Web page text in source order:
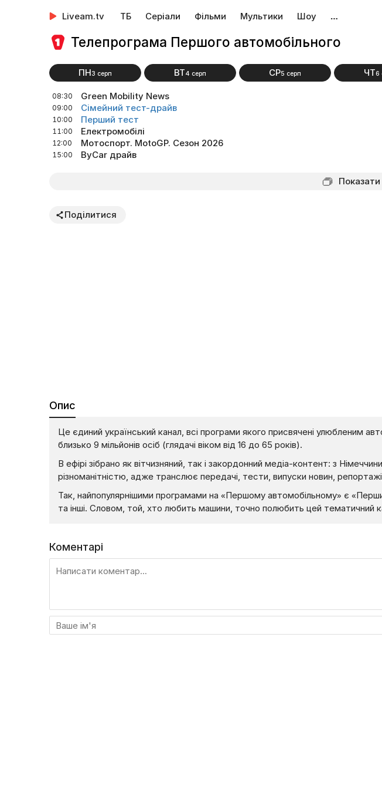
Liveam.tv ТБ Серіали Фільми Мультики Шоу …
Телепрограма Першого автомобільного
ПН3 серп ВТ4 серп СР5 серп ЧТ6
08:30 Green Mobility News
09:00 Сімейний тест-драйв
10:00 Перший тест
11:00 Електромобілі
12:00 Мотоспорт. MotoGP. Сезон 2026
15:00 ByCar драйв
Поділитися
Опис
Це єдиний український канал, всі програми якого присвячені улюбленим
близько 9 мільйонів осіб (глядачі віком від 16 до 65 років).
В ефірі зібрано як вітчизняний, так і закордонний медіа-контент: з
різноманітністю, адже транслює передачі, тести, випуски новин,
Так, найпопулярнішими програмами на «Першому автомобільному» є
та інші. Словом, той, хто любить машини, точно полюбить цей тематичний
Коментарі